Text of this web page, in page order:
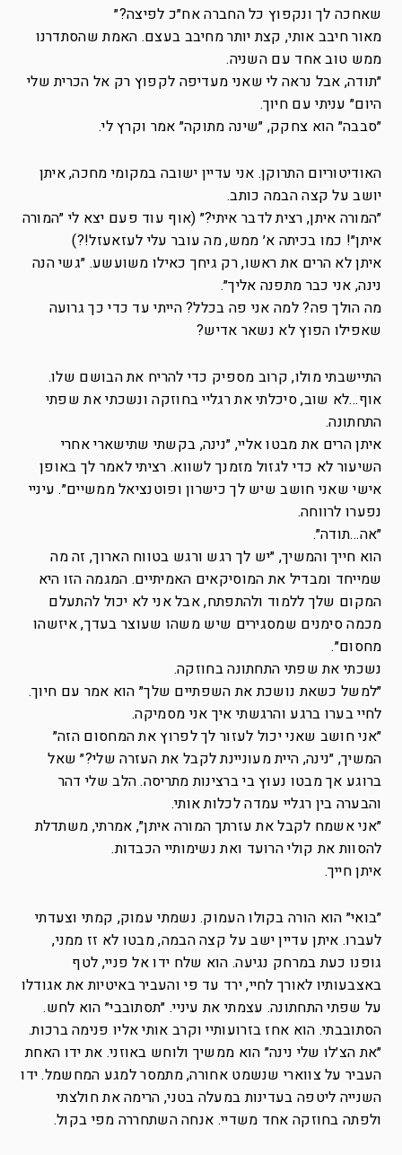
שאחכה לך ונקפוץ כל החברה אח״כ לפיצה?״
מאור חיבב אותי, קצת יותר מחיבב בעצם. האמת שהסתדרנו
ממש טוב אחד עם השניה.
״תודה, אבל נראה לי שאני מעדיפה לקפוץ רק אל הכרית שלי
היום״ עניתי עם חיוך.
״סבבה״ הוא צחקק, ״שינה מתוקה״ אמר וקרץ לי.
האודיטוריום התרוקן. אני עדיין ישובה במקומי מחכה, איתן
יושב על קצה הבמה כותב.
״המורה איתן, רצית לדבר איתי?״ (אוף עוד פעם יצא לי ״המורה
איתן״! כמו בכיתה א׳ ממש, מה עובר עלי לעזאעזל!?)
איתן לא הרים את ראשו, רק גיחך כאילו משועשע. ״גשי הנה
נינה, אני כבר מתפנה אליך״.
מה הולך פה? למה אני פה בכלל? הייתי עד כדי כך גרועה
שאפילו הפוץ לא נשאר אדיש?
התיישבתי מולו, קרוב מספיק כדי להריח את הבושם שלו.
אוף…לא שוב, סיכלתי את רגליי בחוזקה ונשכתי את שפתי
התחתונה.
איתן הרים את מבטו אליי, ״נינה, בקשתי שתישארי אחרי
השיעור לא כדי לגזול מזמנך לשווא. רציתי לאמר לך באופן
אישי שאני חושב שיש לך כישרון ופוטנציאל ממשיים״. עיניי
נפערו לרווחה.
״אה…תודה״.
הוא חייך והמשיך, ״יש לך רגש ורגש בטווח הארוך, זה מה
שמייחד ומבדיל את המוסיקאים האמיתיים. המגמה הזו היא
המקום שלך ללמוד ולהתפתח, אבל אני לא יכול להתעלם
מכמה סימנים שמסגירים שיש משהו שעוצר בעדך, איזשהו
מחסום״.
נשכתי את שפתי התחתונה בחוזקה.
״למשל כשאת נושכת את השפתיים שלך״ הוא אמר עם חיוך.
לחיי בערו ברגע והרגשתי איך אני מסמיקה.
״אני חושב שאני יכול לעזור לך לפרוץ את המחסום הזה״
המשיך, ״נינה, היית מעוניינת לקבל את העזרה שלי?״ שאל
ברוגע אך מבטו נעוץ בי ברצינות מתריסה. הלב שלי דהר
והבערה בין רגליי עמדה לכלות אותי.
״אני אשמח לקבל את עזרתך המורה איתן״, אמרתי, משתדלת
להסוות את קולי הרועד ואת נשימותיי הכבדות.
איתן חייך.
״בואי״ הוא הורה בקולו העמוק. נשמתי עמוק, קמתי וצעדתי
לעברו. איתן עדיין ישב על קצה הבמה, מבטו לא זז ממני,
גופנו כעת במרחק נגיעה. הוא שלח ידו אל פניי, לטף
באצבעותיו לאורך לחיי, ירד עד פי והעביר באיטיות את אגודלו
על שפתי התחתונה. עצמתי את עיניי. ״תסתובבי״ הוא לחש.
הסתובבתי. הוא אחז בזרועותיי וקרב אותי אליו פנימה ברכות.
״את הצ׳לו שלי נינה״ הוא ממשיך ולוחש באוזני. את ידו האחת
העביר על צווארי שנשמט אחורה, מתמסר למגע המחשמל. ידו
השנייה ליטפה בעדינות במעלה בטני, הרימה את חולצתי
ולפתה בחוזקה אחד משדיי. אנחה השתחררה מפי בקול.